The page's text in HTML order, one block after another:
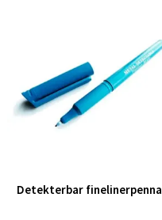
Detekterbar finelinerpenna